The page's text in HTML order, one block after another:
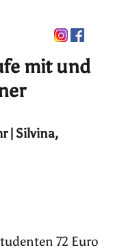
mit und
| Silvina,
72 Euro